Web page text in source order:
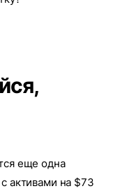
еще одна
активами на $73